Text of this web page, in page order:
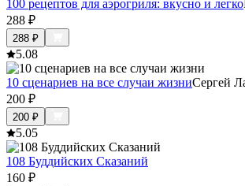
100 рецептов для аэрогриля: вкусно и легко
288 ₽
288 ₽
5.08
10 сценариев на все случаи жизниСергей
200 ₽
200 ₽
5.05
108 Буддийских Сказаний
160 ₽